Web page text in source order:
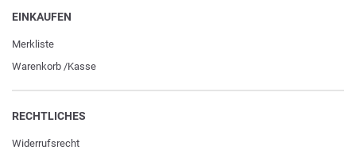
EINKAUFEN
Merkliste
Warenkorb /Kasse
RECHTLICHES
Widerrufs­recht